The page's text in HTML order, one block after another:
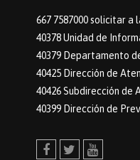
667 7587000 solicitar
40378 Unidad de
40379 Departamento
40425 Dirección de
40426 Subdirección de
40399 Dirección de